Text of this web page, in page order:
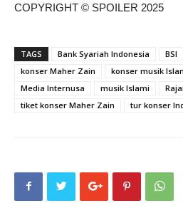
COPYRIGHT © SPOILER 2025
TAGS Bank Syariah Indonesia BSI
konser Maher Zain
konser musik
Media Internusa
musik Islami
tiket konser Maher Zain
tur konser